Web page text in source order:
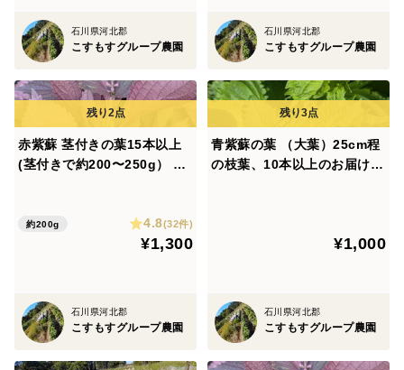
80サイズ）】
→https://www.tabechoku.com/products/247858
◆
イズ）】→https://www.tabechoku.com/products/239677
.＊*・.☆.＊*・.☆.＊*・.☆.＊*・.☆
当農園のページをご覧いただきありがとうございます。
よろしくお願いいたします。
◆複数のお品のご希望について
のお品をゆうパックにてまとめてお送りすることが可能で
ございますので、ぜひご利用くださいませ。（単品として
その他
等から10〜13品目をダンボール（80サイズ）にたっぷ
りとお届けいたします🌿🥕
※生育状況にもよりますので、上記のお野菜が必ずご用
「〇〇と〇〇以外の野菜で希望」
等にてご連絡くださいませ。
逆に、これはぜひ入れて欲しいと言う品がございました
石川県河北郡
こすもすグループ農園
石川県河北郡
こすもすグループ農園
赤紫蘇 茎付きの葉15本以上
(茎付きで約200〜250g） 片
約200g 4.8(32件)
¥1,300
石川県河北郡
こすもすグループ農園
青紫蘇の葉 （大葉）25cm程
の枝葉、10本以上のお届け🌿
時期は葉のみ（茎付き）です
¥1,000
石川県河北郡
こすもすグループ農園